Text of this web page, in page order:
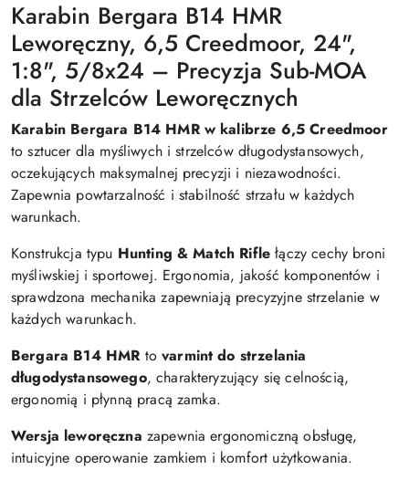
Karabin Bergara B14 HMR
Leworęczny, 6,5 Creedmoor, 24",
1:8", 5/8x24 – Precyzja Sub-MOA
dla Strzelców Leworęcznych
Karabin Bergara B14 HMR w kalibrze 6,5 Creedmoor
to sztucer dla myśliwych i strzelców długodystansowych,
oczekujących maksymalnej precyzji i niezawodności.
Zapewnia powtarzalność i stabilność strzału w każdych
warunkach.
Konstrukcja typu Hunting & Match Rifle łączy cechy broni
myśliwskiej i sportowej. Ergonomia, jakość komponentów i
sprawdzona mechanika zapewniają precyzyjne strzelanie w
każdych warunkach.
Bergara B14 HMR tovarmint do strzelania
długodystansowego, charakteryzujący się celnością,
ergonomią i płynną pracą zamka.
Wersja leworęczna zapewnia ergonomiczną obsługę,
intuicyjne operowanie zamkiem i komfort użytkowania.